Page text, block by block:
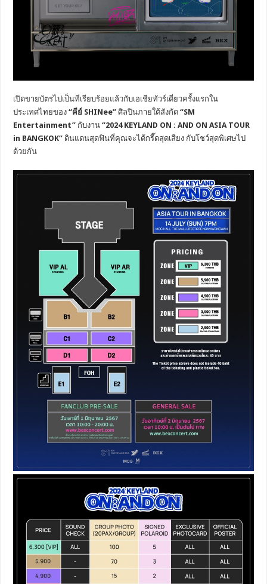
เปิดขายบัตรไปเป็นที่เรียบร้อยแล้วกับเอเชียทัวร์เดี่ยวครั้งแรกใน
ประเทศไทยของ“คีย์ SHINee” ศิลปินภายใต้สังกัด“SM
Entertainment” กับงาน“2024 KEYLAND ON : AND ON ASIA TOUR
in BANGKOK” ดินแดนสุดฟินที่คุณจะได้กรี๊ดสุดเสียง กับโชว์สุดพิเศษไป
ด้วยกัน